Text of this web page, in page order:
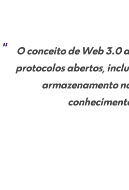
O conceito de Web 3.0
protocolos abertos,
armazenamento